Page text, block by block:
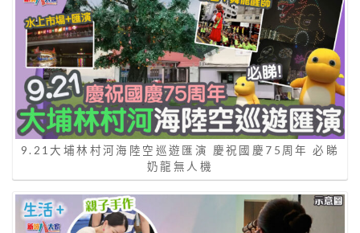
9.21大埔林村河海陸空巡遊匯演 慶祝國慶75周年 必睇
奶龍無人機